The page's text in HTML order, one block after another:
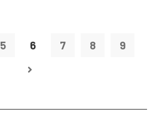
5 6 7 8 9